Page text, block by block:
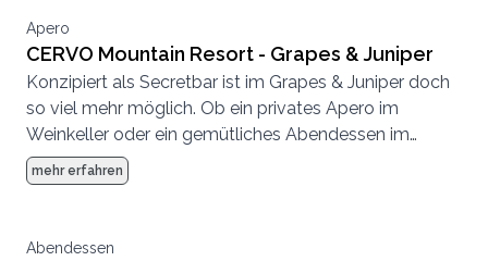
Apero
CERVO Mountain Resort - Grapes & Juniper
Konzipiert als Secretbar ist im Grapes & Juniper doch
so viel mehr möglich. Ob ein privates Apero im
Weinkeller oder ein gemütliches Abendessen im
kleinen Rahmen, hier fühlt sich jeder wohl.
mehr erfahren
Abendessen